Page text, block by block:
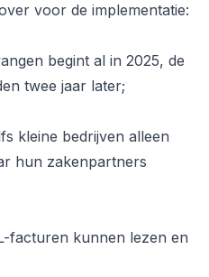
voor de implementatie:
begint al in 2025, de
twee jaar later;
kleine bedrijven alleen
hun zakenpartners
facturen kunnen lezen en